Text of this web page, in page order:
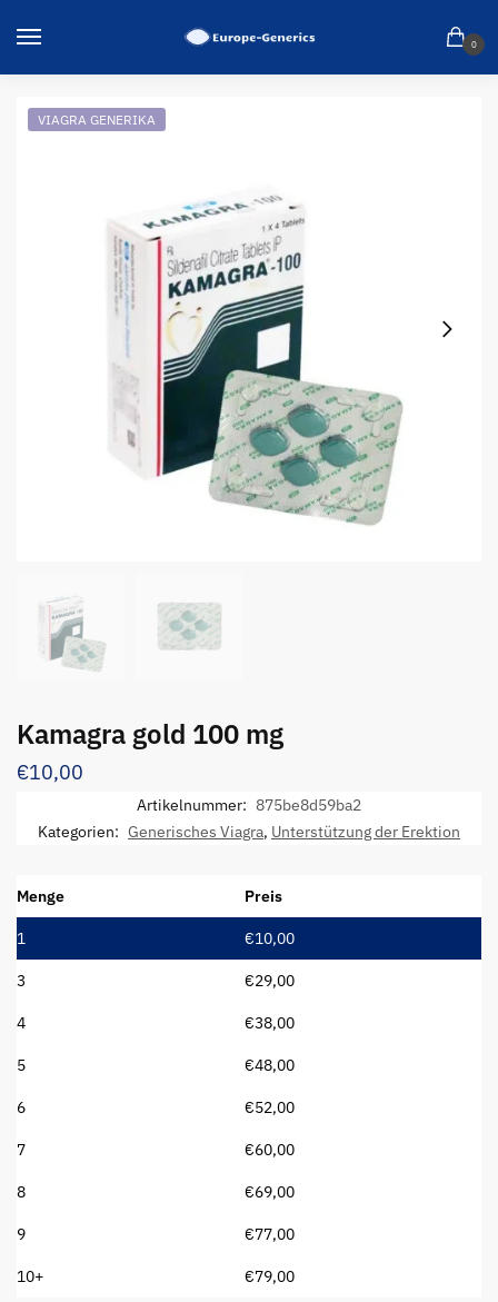
0
VIAGRA GENERIKA
Kamagra gold 100 mg
€10,00
Artikelnummer: 875be8d59ba2
Kategorien: Generisches Viagra, Unterstützung der Erektion
Menge Preis
1 €10,00
3 €29,00
4 €38,00
5 €48,00
6 €52,00
7 €60,00
8 €69,00
9 €77,00
10+ €79,00